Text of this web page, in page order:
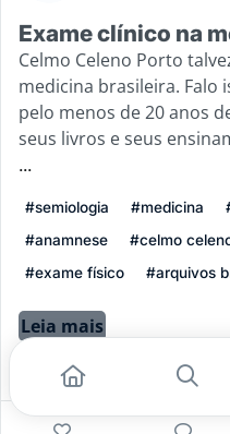
Exame clínico na
Celmo Celeno Porto
medicina brasileira. Falo
pelo menos de 20 anos
seus livros e seus
...
#semiologia #medicina
#anamnese
#celmo
#exame físico
#arquivos
Leia mais